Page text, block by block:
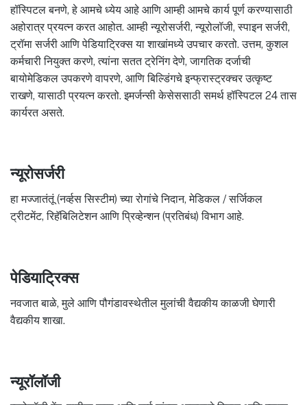
हॉस्पिटल बनणे, हे आमचे ध्येय आहे आणि आम्ही आमचे कार्य पूर्ण करण्यासाठी
अहोरात्र प्रयत्न करत आहोत. आम्ही न्यूरोसर्जरी, न्यूरोलॉजी, स्पाइन सर्जरी,
ट्रॉमा सर्जरी आणि पेडियाट्रिक्स या शाखांमध्ये उपचार करतो. उत्तम, कुशल
कर्मचारी नियुक्त करणे, त्यांना सतत ट्रेनिंग देणे, जागतिक दर्जाची
बायोमेडिकल उपकरणे वापरणे, आणि बिल्डिंगचे इन्फ्रास्ट्रक्चर उत्कृष्ट
राखणे, यासाठी प्रयत्न करतो. इमर्जन्सी केसेससाठी समर्थ हॉस्पिटल 24 तास
कार्यरत असते.
न्यूरोसर्जरी
हा मज्जातंतूं (नर्व्हस सिस्टीम) च्या रोगांचे निदान, मेडिकल / सर्जिकल
ट्रीटमेंट, रिहॅबिलिटेशन आणि प्रिव्हेन्शन (प्रतिबंध) विभाग आहे.
पेडियाट्रिक्स
नवजात बाळे, मुले आणि पौगंडावस्थेतील मुलांची वैद्यकीय काळजी घेणारी
वैद्यकीय शाखा.
न्यूरॉलॉजी